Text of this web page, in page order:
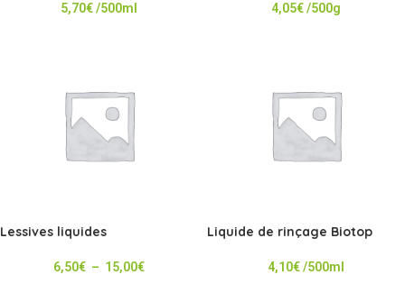
5,70€/500ml 4,05€/500g
Lessives liquides
6,50€ – 15,00€
Liquide de rinçage Biotop
4,10€/500ml